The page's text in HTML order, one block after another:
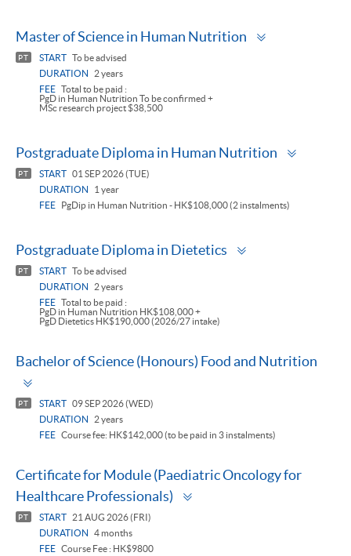
Master of Science in Human Nutrition
PT START To be advised
DURATION
2 years
FEE Total to be paid :
PgD in Human Nutrition To be confirmed +
MSc research project $38,500
Postgraduate Diploma in Human Nutrition
PT START 01 SEP 2026 (TUE)
DURATION
1 year
FEE
PgDip in Human Nutrition - HK$108,000 (2 instalments)
Postgraduate Diploma in Dietetics
PT START To be advised
DURATION
2 years
FEE Total to be paid :
PgD in Human Nutrition HK$108,000 +
PgD Dietetics HK$190,000 (2026/27 intake)
Bachelor of Science (Honours) Food and Nutrition
PT START 09 SEP 2026 (WED)
DURATION
2 years
FEE Course fee: HK$142,000 (to be paid in 3 instalments)
Certificate for Module (Paediatric Oncology for
Healthcare Professionals)
PT START
21 AUG 2026 (FRI)
DURATION
4 months
FEE Course Fee : HK$9800